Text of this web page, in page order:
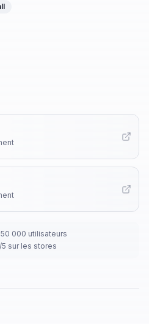
000 utilisateurs
sur les stores